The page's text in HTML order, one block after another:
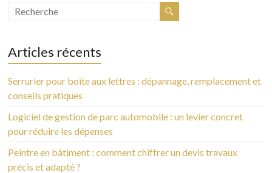
Articles récents
Serrurier pour boîte aux lettres : dépannage, remplacement et
conseils pratiques
Logiciel de gestion de parc automobile : un levier concret
pour réduire les dépenses
Peintre en bâtiment : comment chiffrer un devis travaux
précis et adapté ?